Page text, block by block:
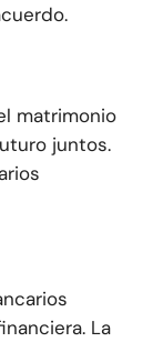
matrimonio
juntos.
La